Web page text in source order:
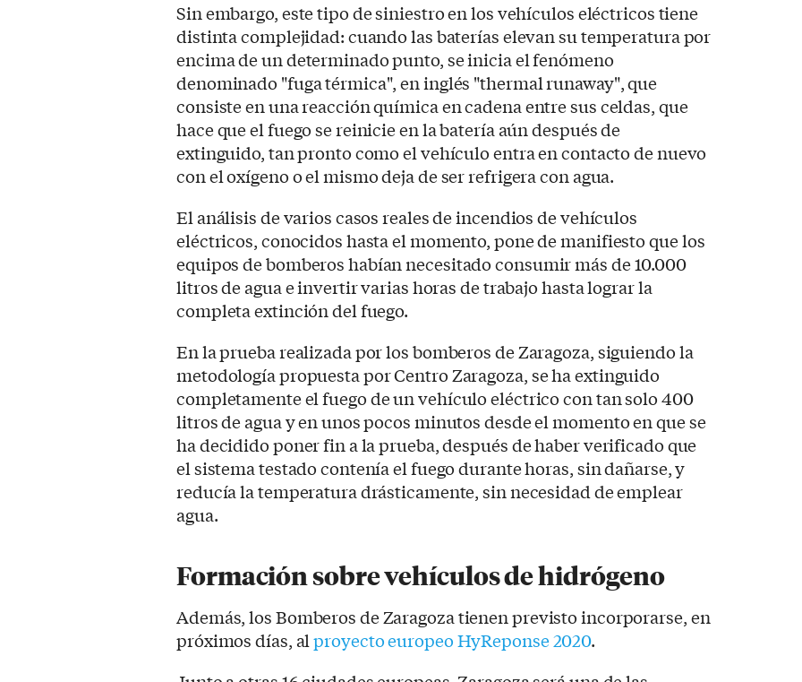
Sin embargo, este tipo de siniestro en los vehículos eléctricos tiene
distinta complejidad: cuando las baterías elevan su temperatura por
encima de un determinado punto, se inicia el fenómeno
denominado "fuga térmica", en inglés "thermal runaway", que
consiste en una reacción química en cadena entre sus celdas, que
hace que el fuego se reinicie en la batería aún después de
extinguido, tan pronto como el vehículo entra en contacto de nuevo
con el oxígeno o el mismo deja de ser refrigera con agua.
El análisis de varios casos reales de incendios de vehículos
eléctricos, conocidos hasta el momento, pone de manifiesto que los
equipos de bomberos habían necesitado consumir más de 10.000
litros de agua e invertir varias horas de trabajo hasta lograr la
completa extinción del fuego.
En la prueba realizada por los bomberos de Zaragoza, siguiendo la
metodología propuesta por Centro Zaragoza, se ha extinguido
completamente el fuego de un vehículo eléctrico con tan solo 400
litros de agua y en unos pocos minutos desde el momento en que se
ha decidido poner fin a la prueba, después de haber verificado que
el sistema testado contenía el fuego durante horas, sin dañarse, y
reducía la temperatura drásticamente, sin necesidad de emplear
agua.
Formación sobre vehículos de hidrógeno
Además, los Bomberos de Zaragoza tienen previsto incorporarse, en
próximos días, alproyecto europeo HyReponse 2020.